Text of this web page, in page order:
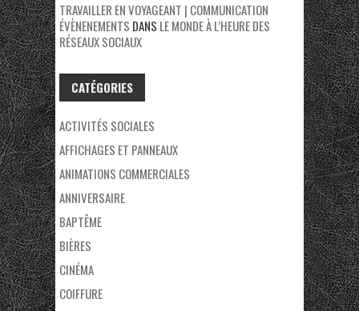
TRAVAILLER EN VOYAGEANT | COMMUNICATION
ÉVÈNENEMENTS DANS LE MONDE À L’HEURE DES
RÉSEAUX SOCIAUX
CATÉGORIES
ACTIVITÉS SOCIALES
AFFICHAGES ET PANNEAUX
ANIMATIONS COMMERCIALES
ANNIVERSAIRE
BAPTÊME
BIÈRES
CINÉMA
COIFFURE